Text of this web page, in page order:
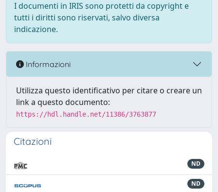
I documenti in IRIS sono protetti da copyright e
tutti i diritti sono riservati, salvo diversa
indicazione.
Informazioni
Utilizza questo identificativo per citare o creare un
link a questo documento:
https://hdl.handle.net/11386/3763877
Citazioni
ND
ND